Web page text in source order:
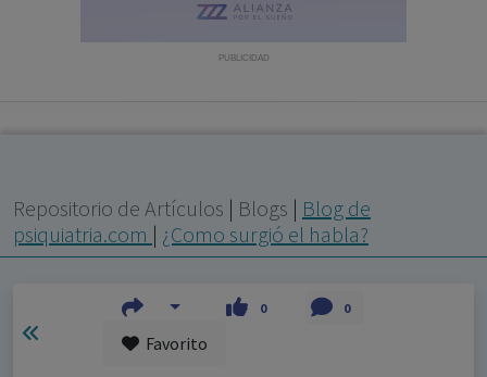
fármacos se facilita a título meramente informativo,
PUBLICIDAD
Repositorio de Artículos | Blogs | Blog de
psiquiatria.com | ¿Como surgió el habla?
0 0
Favorito